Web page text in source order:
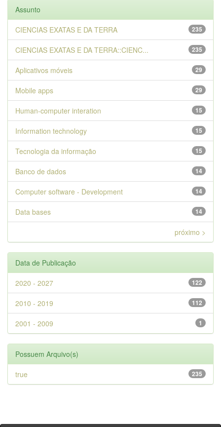
Assunto
235
CIENCIAS EXATAS E DA TERRA
235
CIENCIAS EXATAS E DA TERRA::CIENC...
29
Aplicativos móveis
29
Mobile apps
15
Human-computer interation
15
Information technology
15
Tecnologia da informação
14
Banco de dados
14
Computer software - Development
14
Data bases
próximo >
Data de Publicação
122
2020 - 2027
112
2010 - 2019
1
2001 - 2009
Possuem Arquivo(s)
235
true